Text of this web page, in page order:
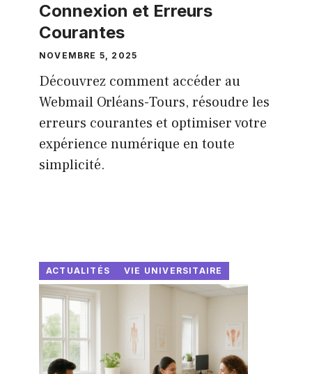
Connexion et Erreurs
Courantes
NOVEMBRE 5, 2025
Découvrez comment accéder au
Webmail Orléans-Tours, résoudre les
erreurs courantes et optimiser votre
expérience numérique en toute
simplicité.
ACTUALITÉS VIE UNIVERSITAIRE